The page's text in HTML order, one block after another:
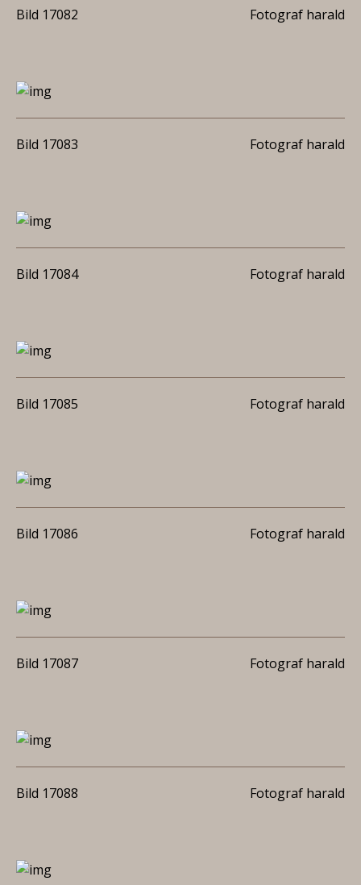
Bild 17082 Fotograf harald
Bild 17083 Fotograf harald
Bild 17084 Fotograf harald
Bild 17085 Fotograf harald
Bild 17086 Fotograf harald
Bild 17087 Fotograf harald
Bild 17088 Fotograf harald